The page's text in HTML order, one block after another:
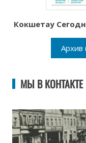
Кокшетау
Архив
МЫ В КОНТАКТЕ